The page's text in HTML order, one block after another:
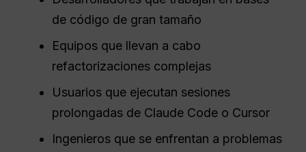
de código de gran tamaño
Equipos que llevan a cabo
refactorizaciones complejas
Usuarios que ejecutan sesiones
prolongadas de Claude Code o Cursor
Ingenieros que se enfrentan a problemas